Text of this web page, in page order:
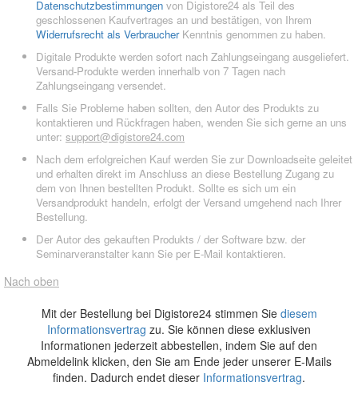
Datenschutzbestimmungen von Digistore24 als Teil des
geschlossenen Kaufvertrages an und bestätigen, von Ihrem
Widerrufsrecht als VerbraucherKenntnis genommen zu haben.
Digitale Produkte werden sofort nach Zahlungseingang ausgeliefert.
Versand-Produkte werden innerhalb von 7 Tagen nach
Zahlungseingang versendet.
Falls Sie Probleme haben sollten, den Autor des Produkts zu
kontaktieren und Rückfragen haben, wenden Sie sich gerne an uns
unter: support@digistore24.com
Nach dem erfolgreichen Kauf werden Sie zur Downloadseite geleitet
und erhalten direkt im Anschluss an diese Bestellung Zugang zu
dem von Ihnen bestellten Produkt. Sollte es sich um ein
Versandprodukt handeln, erfolgt der Versand umgehend nach Ihrer
Bestellung.
Der Autor des gekauften Produkts / der Software bzw. der
Seminarveranstalter kann Sie per E-Mail kontaktieren.
Nach oben
Mit der Bestellung bei Digistore24 stimmen Sie diesem
Informationsvertrag zu. Sie können diese exklusiven
Informationen jederzeit abbestellen, indem Sie auf den
Abmeldelink klicken, den Sie am Ende jeder unserer E-Mails
finden. Dadurch endet dieser Informationsvertrag.